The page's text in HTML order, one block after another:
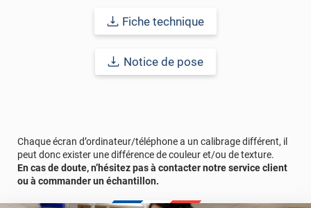
comptez sur ce vinyl de haute qualité avec une excellente
résistance à l’eau, à la saleté, à l’abrasion, aux UV et à l’usure.
imperfections. Classé A+ au test C.O.V et C-s2,d0 au feu, ce
revêtement peut être installé dans un lieu ouvert public.
Afin de vous rendre compte de la qualité et de son rendu
véritable, nous vous conseillons de faire une demande
d'échantillons gratuite.
Fiche technique
Notice de pose
Chaque écran d’ordinateur/téléphone a un calibrage différent, il
peut donc exister une différence de couleur et/ou de texture.
En cas de doute, n’hésitez pas à contacter notre service client
ou à commander un échantillon.